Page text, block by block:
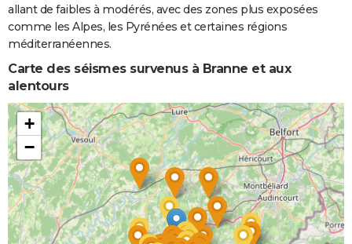
allant de faibles à modérés, avec des zones plus exposées
comme les Alpes, les Pyrénées et certaines régions
méditerranéennes.
Carte des séismes survenus à Branne et aux
alentours
+
−